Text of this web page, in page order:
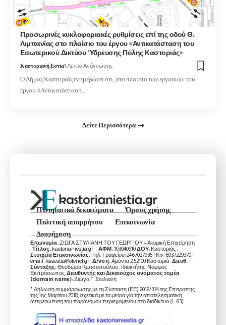
Προσωρινές κυκλοφοριακές ρυθμίσεις επί της οδού Θ.
Λιμπανίας στο πλαίσιο του έργου «Αντικατάσταση του
Εσωτερικού Δικτύου Ύδρευσης Πόλης Καστοριάς»
Καστοριανή Εστία1 Λεπτά Ανάγνωσης
Ο Δήμος Καστοριάς ενημερώνει ότι, στο πλαίσιο των εργασιών του
έργου «Αντικατάσταση…
Δείτε Περισσότερα
Πνευματικά δικαιώματα
Όρους χρήσης
Πολιτική απορρήτου
Επικοινωνία
Διαφήμιση
Επωνυμία:ΖΙΩΓΑ ΣΤΥΛΙΑΝΗ ΤΟΥ ΓΕΩΡΓΙΟΥ – Ατομική Επιχείρηση
,Τίτλος: kastorianiestia.gr , ΑΦΜ:103040910ΔΟΥ: Καστοριάς ,
Στοιχεία Επικοινωνίας:Τηλ. Γραφείου: 2467027935 | Κιν. 6937229370 |
email: kasestia@otenet.gr ,Δ/νση:Αμύντα 2 52100 Καστοριά .Διευθ.
Σύνταξης:Θεοδώρα Κωτσοπούλου , Ιδιοκτήτης, Νόμιμος
Εκπρόσωπος,Διευθυντής και Δικαιούχος ονόματος τομέα
(domain name):Ζιώγα Γ. Στυλιανή
* Δήλωση συμμόρφωσης με τη Σύσταση (ΕΕ) 2018/334 της Επιτροπής
της 1ης Μαρτίου 2018, σχετικά με τα μέτρα για την αποτελεσματική
αντιμετώπιση του παράνομου περιεχομένου στο διαδίκτυο (L 63)